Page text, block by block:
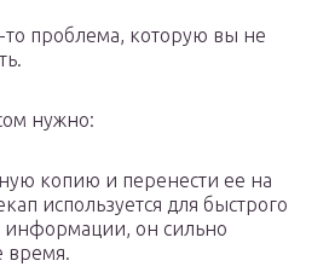
то проблема, которую вы не
нужно:
копию и перенести ее на
используется для быстрого
информации, он сильно
время.